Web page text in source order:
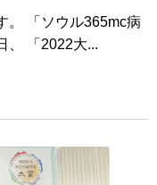
。 「ソウル365mc病
、 「2022大...